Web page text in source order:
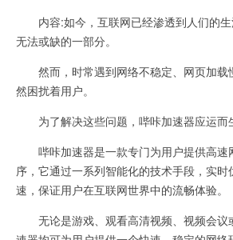
内容:如今，互联网已经渗透到人们的生
无法或缺的一部分。
然而，时常遇到网络不稳定、网页加载
然困扰着用户。
为了解决这些问题，哔咔加速器应运而
哔咔加速器是一款专门为用户提供高速
序，它通过一系列智能化的技术手段，实
速，保证用户在互联网世界中的流畅体验。
无论是游戏、观看高清视频、视频会议